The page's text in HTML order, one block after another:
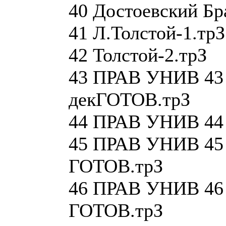
40 Достоевский
41 Л.Толстой-1.трЗ
42 Толстой-2.трЗ
43 ПРАВ УНИВ
декГОТОВ.трЗ
44 ПРАВ УНИВ
45 ПРАВ УНИВ
ГОТОВ.трЗ
46 ПРАВ УНИВ
ГОТОВ.трЗ